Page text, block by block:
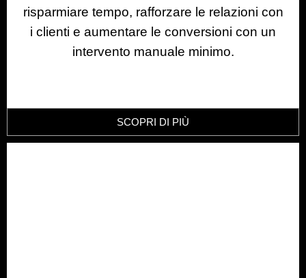
risparmiare tempo, rafforzare le relazioni con
i clienti e aumentare le conversioni con un
intervento manuale minimo.
SCOPRI DI PIÙ